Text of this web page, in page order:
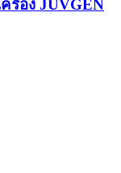
รื่อง JUVGEN